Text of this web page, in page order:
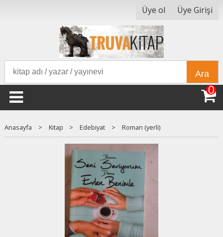
Üye ol Üye Girişi
Ara
0
Anasayfa > Kitap > Edebiyat > Roman (yerli)